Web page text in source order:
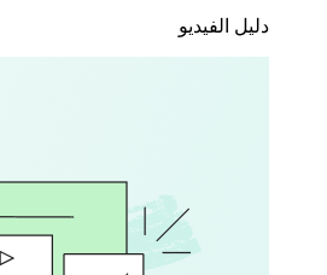
دليل الفيديو